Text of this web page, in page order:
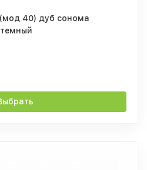
40) дуб сонома